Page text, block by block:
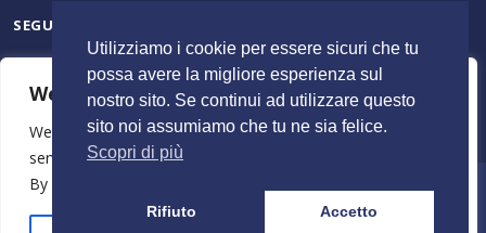
We value your privacy
We use cookies to enhance your browsing experience,
serve personalised ads or content, and analyse our traffic.
By clicking "Accept All", you consent to our use of cookies.
SEGUICI SU
© 2023 ItalyShoppers - P.I 02720720602 | Credit byMimosaBlu
Utilizziamo i cookie per essere sicuri che tu
possa avere la migliore esperienza sul
nostro sito. Se continui ad utilizzare questo
sito noi assumiamo che tu ne sia felice.
Scopri di più
Rifiuto Accetto